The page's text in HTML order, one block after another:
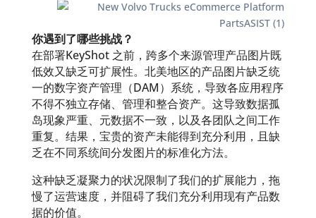
你遇到了哪些挑战？
在部署KeyShot 之前，跨多个来源管理产品图片既
低效又缺乏可扩展性。北美地区的产品图片缺乏统
一的数字资产管理（DAM）系统，导致各应用程序
不得不独立存储、管理和整合资产。这导致数据孤
岛现象严重、元数据不一致，以及各团队之间工作
重复。结果，宝贵的资产未能得到充分利用，且缺
乏在不同系统间分发图片的标准化方法。
这种缺乏凝聚力的状况限制了我们的扩展能力，拖
慢了运营速度，并阻碍了我们充分利用现有产品数
据的价值。